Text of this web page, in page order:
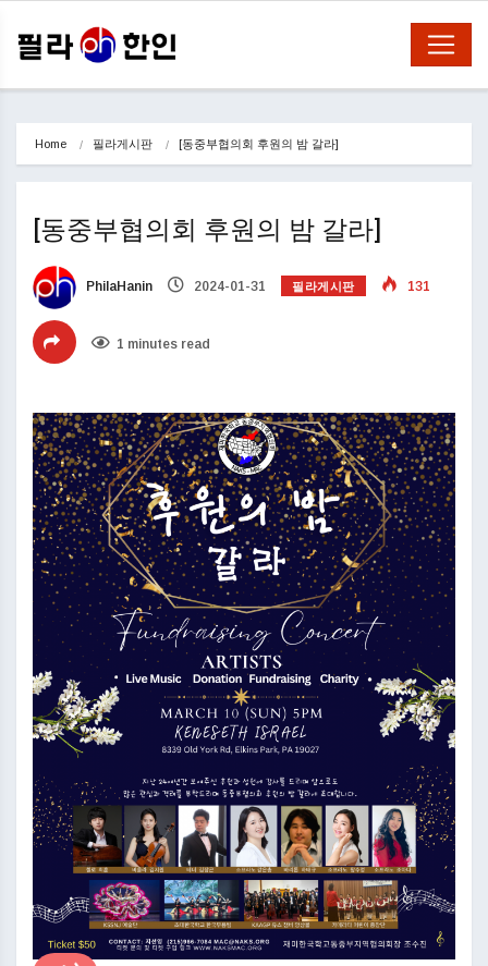
Home 필라게시판 [동중부협의회 후원의 밤 갈라]
[동중부협의회 후원의 밤 갈라]
PhilaHanin 2024-01-31 필라게시판 131
1 minutes read